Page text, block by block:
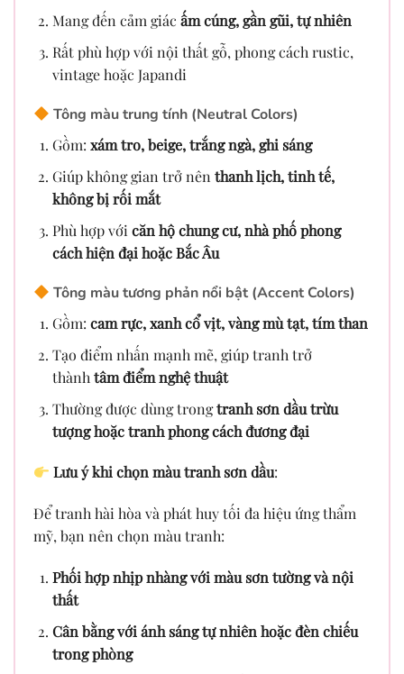
Mang đến cảm giác ấm cúng, gần gũi, tự nhiên
Rất phù hợp với nội thất gỗ, phong cách rustic,
vintage hoặc Japandi
Tông màu trung tính (Neutral Colors)
Gồm: xám tro, beige, trắng ngà, ghi sáng
Giúp không gian trở nên thanh lịch, tinh tế,
không bị rối mắt
Phù hợp với căn hộ chung cư, nhà phố phong
cách hiện đại hoặc Bắc Âu
Tông màu tương phản nổi bật (Accent Colors)
Gồm: cam rực, xanh cổ vịt, vàng mù tạt, tím than
Tạo điểm nhấn mạnh mẽ, giúp tranh trở
thành tâm điểm nghệ thuật
Thường được dùng trongtranh sơn dầu trừu
tượng hoặc tranh phong cách đương đại
Lưu ý khi chọn màu tranh sơn dầu:
Để tranh hài hòa và phát huy tối đa hiệu ứng thẩm
mỹ, bạn nên chọn màu tranh:
Phối hợp nhịp nhàng với màu sơn tường và nội
thất
Cân bằng với ánh sáng tự nhiên hoặc đèn chiếu
trong phòng